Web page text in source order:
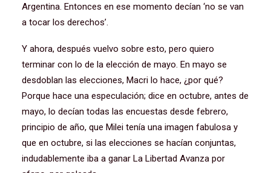
Argentina. Entonces en ese momento decían ‘no se van
a tocar los derechos’.
Y ahora, después vuelvo sobre esto, pero quiero
terminar con lo de la elección de mayo. En mayo se
desdoblan las elecciones, Macri lo hace, ¿por qué?
Porque hace una especulación; dice en octubre, antes de
mayo, lo decían todas las encuestas desde febrero,
principio de año, que Milei tenía una imagen fabulosa y
que en octubre, si las elecciones se hacían conjuntas,
indudablemente iba a ganar La Libertad Avanza por